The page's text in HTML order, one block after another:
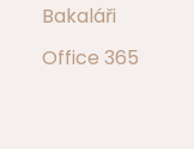
Bakaláři
Office 365